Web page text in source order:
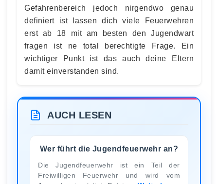
Gefahrenbereich jedoch nirgendwo genau
definiert ist lassen dich viele Feuerwehren
erst ab 18 mit am besten den Jugendwart
fragen ist ne total berechtigte Frage. Ein
wichtiger Punkt ist das auch deine Eltern
damit einverstanden sind.
AUCH LESEN
Wer führt die Jugendfeuerwehr an?
Die Jugendfeuerwehr ist ein Teil der
Freiwilligen Feuerwehr und wird vom